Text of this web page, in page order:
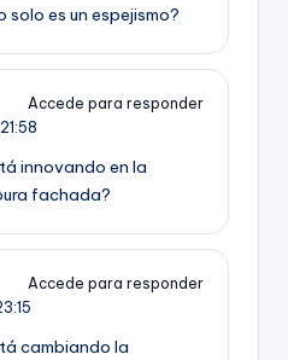
solo es un espejismo?
Accede para responder
21:58
innovando en la
fachada?
Accede para responder
cambiando la